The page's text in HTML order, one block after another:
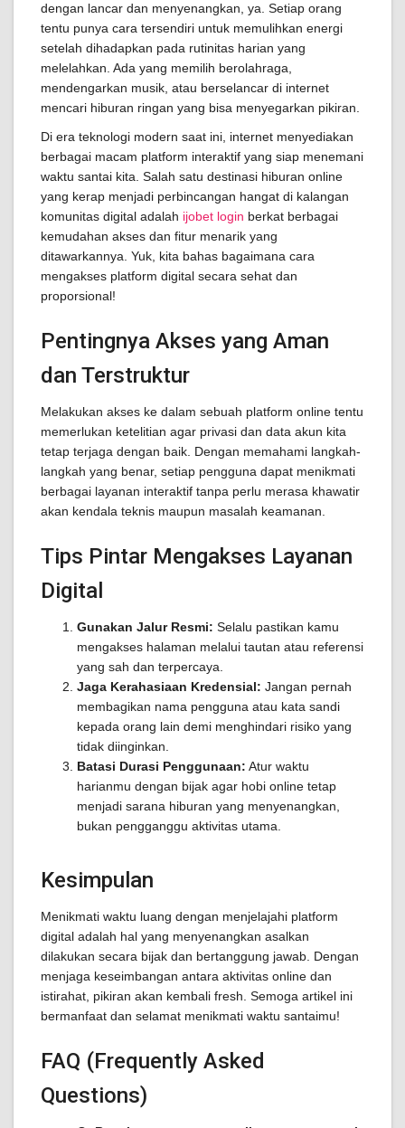
dengan lancar dan menyenangkan, ya. Setiap orang
tentu punya cara tersendiri untuk memulihkan energi
setelah dihadapkan pada rutinitas harian yang
melelahkan. Ada yang memilih berolahraga,
mendengarkan musik, atau berselancar di internet
mencari hiburan ringan yang bisa menyegarkan pikiran.
Di era teknologi modern saat ini, internet menyediakan
berbagai macam platform interaktif yang siap menemani
waktu santai kita. Salah satu destinasi hiburan online
yang kerap menjadi perbincangan hangat di kalangan
komunitas digital adalah ijobet login berkat berbagai
kemudahan akses dan fitur menarik yang
ditawarkannya. Yuk, kita bahas bagaimana cara
mengakses platform digital secara sehat dan
proporsional!
Pentingnya Akses yang Aman
dan Terstruktur
Melakukan akses ke dalam sebuah platform online tentu
memerlukan ketelitian agar privasi dan data akun kita
tetap terjaga dengan baik. Dengan memahami langkah-
langkah yang benar, setiap pengguna dapat menikmati
berbagai layanan interaktif tanpa perlu merasa khawatir
akan kendala teknis maupun masalah keamanan.
Tips Pintar Mengakses Layanan
Digital
Gunakan Jalur Resmi: Selalu pastikan kamu
mengakses halaman melalui tautan atau referensi
yang sah dan terpercaya.
Jaga Kerahasiaan Kredensial: Jangan pernah
membagikan nama pengguna atau kata sandi
kepada orang lain demi menghindari risiko yang
tidak diinginkan.
Batasi Durasi Penggunaan: Atur waktu
harianmu dengan bijak agar hobi online tetap
menjadi sarana hiburan yang menyenangkan,
bukan pengganggu aktivitas utama.
Kesimpulan
Menikmati waktu luang dengan menjelajahi platform
digital adalah hal yang menyenangkan asalkan
dilakukan secara bijak dan bertanggung jawab. Dengan
menjaga keseimbangan antara aktivitas online dan
istirahat, pikiran akan kembali fresh. Semoga artikel ini
bermanfaat dan selamat menikmati waktu santaimu!
FAQ (Frequently Asked
Questions)